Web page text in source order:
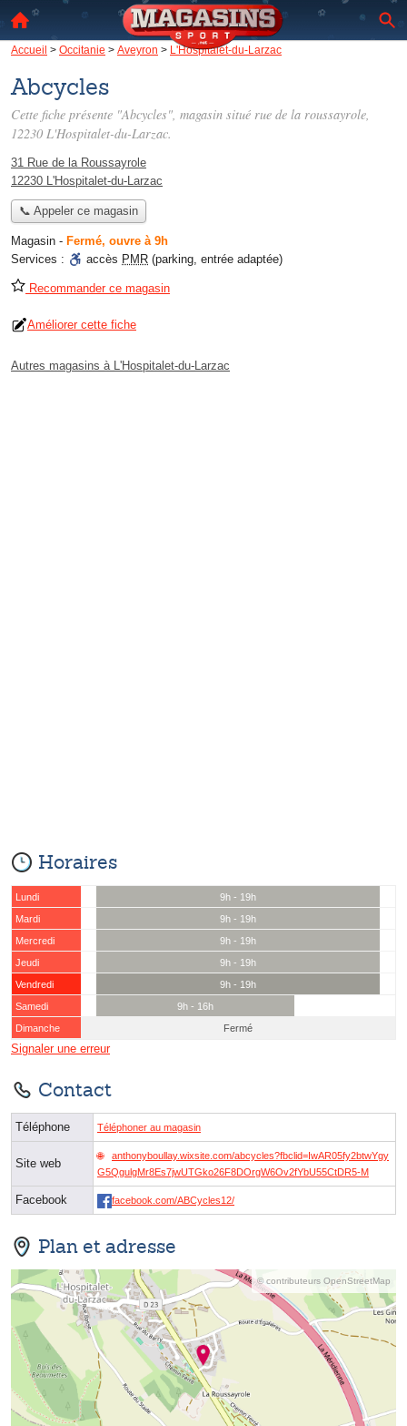
Accueil > Occitanie > Aveyron > L'Hospitalet-du-Larzac
Abcycles
Cette fiche présente "Abcycles", magasin situé rue de la roussayrole,
12230 L'Hospitalet-du-Larzac.
31 Rue de la Roussayrole
12230 L'Hospitalet-du-Larzac
📞 Appeler ce magasin
Magasin - Fermé, ouvre à 9h
Services :
accès PMR (parking, entrée adaptée)
Recommander ce magasin
Améliorer cette fiche
Autres magasins à L'Hospitalet-du-Larzac
Horaires
Lundi
9h - 19h
Mardi
9h - 19h
Mercredi
9h - 19h
Jeudi
9h - 19h
Vendredi
9h - 19h
Samedi
9h - 16h
Dimanche
Fermé
Signaler une erreur
Contact
Téléphone Téléphoner au magasin
Site web
anthonyboullay.wixsite.com/abcycles?fbclid=IwAR05fy2btwYgy
G5QgulgMr8Es7jwUTGko26F8DOrgW6Ov2fYbU55CtDR5-M
Facebook facebook.com/ABCycles12/
Plan et adresse
© contributeurs OpenStreetMap